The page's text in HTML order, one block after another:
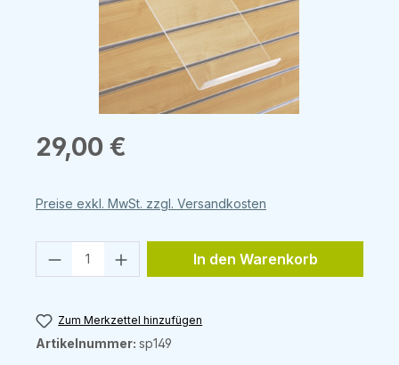
Regulärer Preis:
29,00 €
Preise exkl. MwSt. zzgl. Versandkosten
Produkt Anzahl: Gib den
In den Warenkorb
Zum Merkzettel hinzufügen
Artikelnummer: sp149